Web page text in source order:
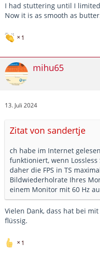
I had stuttering until I
Now it is as smooth as
1
mihu65
13. Juli 2024
Zitat von sandertje
ch habe im Internet
funktioniert, wenn Lossless
daher die FPS in TS
Bildwiederholrate Ihres
einem Monitor mit 60 Hz
Vielen Dank, dass hat bei
flüssig.
1